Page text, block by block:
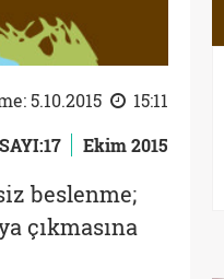
5.10.2015 15:11
SAYI:17 Ekim 2015
beslenme;
çıkmasına